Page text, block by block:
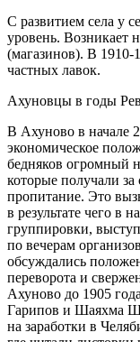
С развитием села у
уровень. Возникает
(магазинов). В 1910-
частных лавок.
Ахуновцы в годы
В Ахуново в начале
экономическое
бедняков огромный
которые получали
пропитание. Это
в результате чего в
группировки,
по вечерам
обсуждались
переворота и
Ахуново до 1905
Гарипов и Шаяхма
на заработки в